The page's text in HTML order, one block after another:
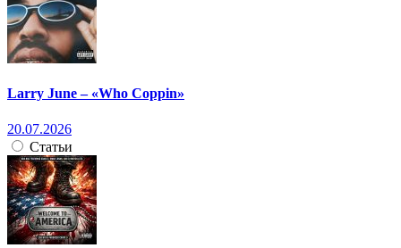
Larry June – «Who Coppin»
20.07.2026
Статьи